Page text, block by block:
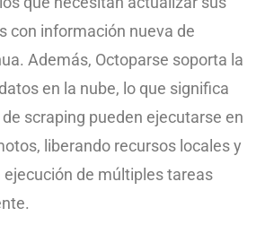
con información nueva de
Además, Octoparse soporta la
en la nube, lo que significa
scraping pueden ejecutarse en
liberando recursos locales y
de múltiples tareas